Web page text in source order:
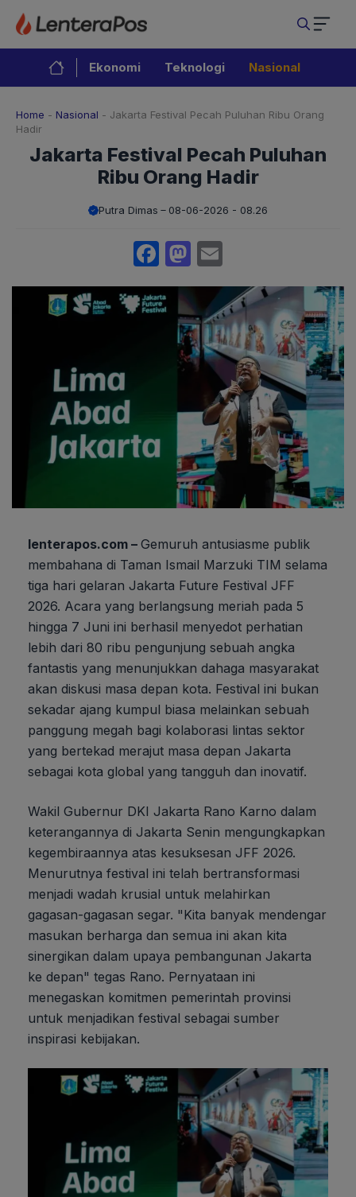
Langsung
isi
Ekonomi Teknologi Nasional
Home - Nasional - Jakarta Festival Pecah Puluhan Ribu Orang
Hadir
Jakarta Festival Pecah Puluhan
Ribu Orang Hadir
Putra Dimas 08-06-2026 - 08.26
Facebook
Mastodon
lenterapos.com – Gemuruh antusiasme publik
membahana di Taman Ismail Marzuki TIM selama
tiga hari gelaran Jakarta Future Festival JFF
2026. Acara yang berlangsung meriah pada 5
hingga 7 Juni ini berhasil menyedot perhatian
lebih dari 80 ribu pengunjung sebuah angka
fantastis yang menunjukkan dahaga masyarakat
akan diskusi masa depan kota. Festival ini bukan
sekadar ajang kumpul biasa melainkan sebuah
panggung megah bagi kolaborasi lintas sektor
yang bertekad merajut masa depan Jakarta
sebagai kota global yang tangguh dan inovatif.
Wakil Gubernur DKI Jakarta Rano Karno dalam
keterangannya di Jakarta Senin mengungkapkan
kegembiraannya atas kesuksesan JFF 2026.
Menurutnya festival ini telah bertransformasi
menjadi wadah krusial untuk melahirkan
gagasan-gagasan segar. "Kita banyak mendengar
masukan berharga dan semua ini akan kita
sinergikan dalam upaya pembangunan Jakarta
ke depan" tegas Rano. Pernyataan ini
menegaskan komitmen pemerintah provinsi
untuk menjadikan festival sebagai sumber
inspirasi kebijakan.